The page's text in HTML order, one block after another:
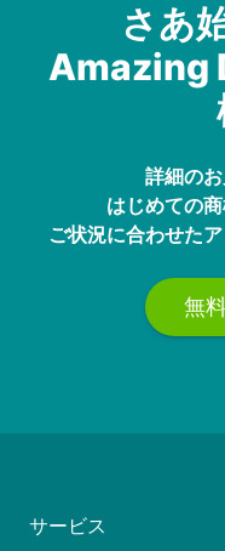
さあ
Amazing
詳細のお
はじめての
ご状況に合わせた
無
サービス